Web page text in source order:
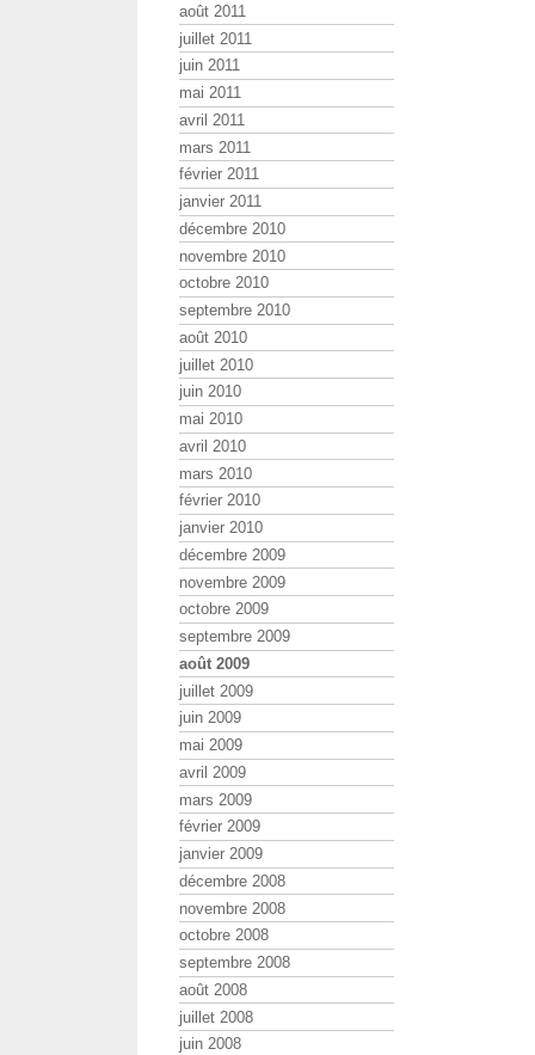
août 2011
juillet 2011
juin 2011
mai 2011
avril 2011
mars 2011
février 2011
janvier 2011
décembre 2010
novembre 2010
octobre 2010
septembre 2010
août 2010
juillet 2010
juin 2010
mai 2010
avril 2010
mars 2010
février 2010
janvier 2010
décembre 2009
novembre 2009
octobre 2009
septembre 2009
août 2009
juillet 2009
juin 2009
mai 2009
avril 2009
mars 2009
février 2009
janvier 2009
décembre 2008
novembre 2008
octobre 2008
septembre 2008
août 2008
juillet 2008
juin 2008